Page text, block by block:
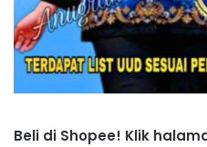
Beli di Shopee! Klik